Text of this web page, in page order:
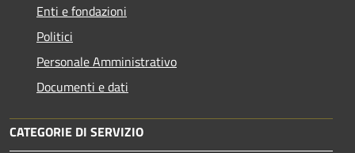
Enti e fondazioni
Politici
Personale Amministrativo
Documenti e dati
CATEGORIE DI SERVIZIO